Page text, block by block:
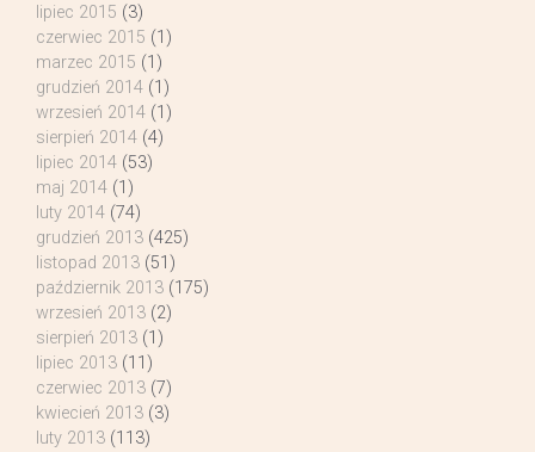
lipiec 2015 (3)
czerwiec 2015 (1)
marzec 2015 (1)
grudzień 2014 (1)
wrzesień 2014 (1)
sierpień 2014 (4)
lipiec 2014 (53)
maj 2014 (1)
luty 2014 (74)
grudzień 2013 (425)
listopad 2013 (51)
październik 2013 (175)
wrzesień 2013 (2)
sierpień 2013 (1)
lipiec 2013 (11)
czerwiec 2013 (7)
kwiecień 2013 (3)
luty 2013 (113)